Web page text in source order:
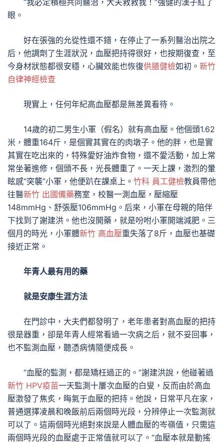
“我必定積極共同醫治，大夫救救我！”強健的漢子紅了
眼。
好在張強的允從性還不錯，在停止了一系列醫治出院之
后，他調劑了生涯狀況，血壓把持得很好，也按期復查，至
今身材狀態都很安穩，心臟效能也恢復供膳健檢如初。 新竹
自律神經檢查
現實上，任何年紀高血壓都是無差異看待。
14歲的初二男生小軍（假名）就有高血壓。他個頭1.62
米，體重164斤，是個實其實在的肉墩子。他的胖，也是實
其實在吃出來的，特殊愛好油炸食物，還不愛活動，加上常
常坐著進修，個頭不長，光長體重了。一天上課，激烈的暈
眩感“突襲”小軍，他便趴在課桌上。 竹科 員工健檢教員帶他
往醫新竹 出國備藥務室，校醫一測血壓，壓縮壓
148mmHg、舒張壓106mmHg。后來，小軍在母親的陪伴
下找到了謝建洪。他也沒開藥，就是吩咐小軍開端減肥。三
個月的時光，小軍體新竹 高血壓重失落了8斤，血壓也基礎
接近正常。
年青人最有用的藥
就是安康生涯方法
在門診中，大夫們都發明了，老年患者對高血壓的把持
很是器重，卻是年青人經常看過一次病之后，就不妥回事，
也不監測血壓，聽憑病情隨便成長。
“血壓的監測，都是矯枉過正的。”謝建洪說，他碰著過
新竹 HPV疫苗一天監測十屢次血壓的白叟，反而由於高血
壓激發了焦炙，晦氣于血壓的把持。他說，日常平凡在家，
普通選擇凌晨和晚飯前后兩個時光段，分辨停止一次監測就
可以了。這兩個時光絕對來說是人體血壓的岑嶺值，只需這
兩個時光段的血壓處于正常值就可以了。“血壓本就是動搖